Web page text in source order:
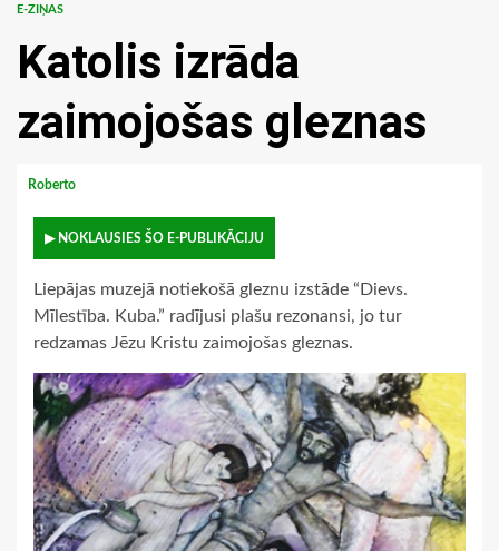
E-ZIŅAS
Katolis izrāda
zaimojošas gleznas
Roberto
▶ NOKLAUSIES ŠO E-PUBLIKĀCIJU
Liepājas muzejā notiekošā gleznu izstāde “Dievs.
Mīlestība. Kuba.” radījusi plašu rezonansi, jo tur
redzamas Jēzu Kristu zaimojošas gleznas.